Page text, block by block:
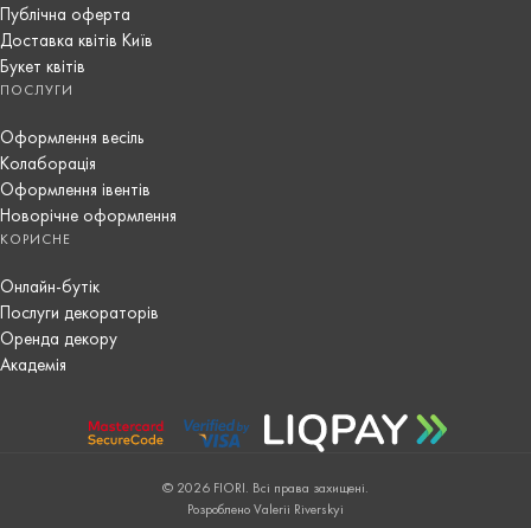
Публічна оферта
Доставка квітів Київ
Букет квітів
ПОСЛУГИ
Оформлення весіль
Колаборація
Оформлення івентів
Новорічне оформлення
КОРИСНЕ
Онлайн-бутік
Послуги декораторів
Оренда декору
Академія
© 2026 FIORI. Всі права захищені.
Розроблено Valerii Riverskyi